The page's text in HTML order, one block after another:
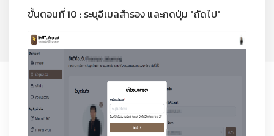
ขั้นตอนที่ 10 : ระบุอีเมลสำรอง และกดปุ่ม "ถัดไป"